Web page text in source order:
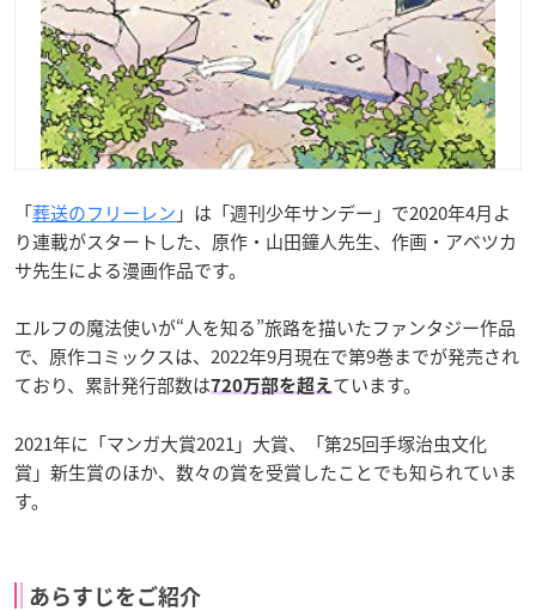
「葬送のフリーレン 」は「週刊少年サンデー」で2020年4月よ
り連載がスタートした、原作・山田鐘人先生、作画・アベツカ
サ先生による漫画作品です。
エルフの魔法使いが“人を知る”旅路を描いたファンタジー作品
で、 原作コミックスは、2022年9月現在で第9巻までが発売され
ており、累計発行部数は720万部を超え ています。
2021年に「マンガ大賞2021」大賞、「第25回手塚治虫文化
賞」新生賞のほか、数々の賞を受賞したことでも知られていま
す。
あらすじをご紹介